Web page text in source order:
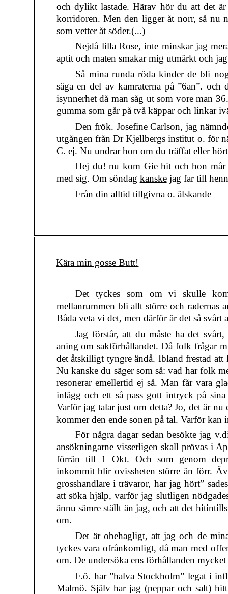
och dylikt lastade. Härav hör du att det
korridoren. Men den ligger åt norr, så nu
som vetter åt söder.(...)
Nejdå lilla Rose, inte minskar jag
aptit och maten smakar mig utmärkt och
Så mina runda röda kinder de bli
säga en del av kamraterna på ”6an”.
isynnerhet då man såg ut som vore man
gumma som går på två käppar och linkar
Den frök. Josefine Carlson, jag
utgången från Dr Kjellbergs institut o. för
C. ej. Nu undrar hon om du träffat eller
Hej du! nu kom Gie hit och hon
med sig. Om söndag kanskejag far till
Från din alltid tillgivna o. älskande
Kära min gosse Butt!
Det tyckes som om vi skulle
mellanrummen bli allt större och radernas
Båda veta vi det, men därför är det så svårt
Jag förstår, att du måste ha det
aning om sakförhållandet. Då folk frågar
det åtskilligt tyngre ändå. Ibland frestad
Nu kanske du säger som så: vad har folk
resonerar emellertid ej så. Man får vara
inlägg och ett så pass gott intryck på
Varför jag talar just om detta? Jo, det är
kommer den ende sonen på tal. Varför kan
För några dagar sedan besökte jag
ansökningarne visserligen skall prövas i
förrän till 1 Okt. Och som genom
inkommit blir ovissheten större än förr.
grosshandlare i trävaror, har jag hört”
att söka hjälp, varför jag slutligen
ännu sämre ställt än jag, och att det
om.
Det är obehagligt, att jag och de
tyckes vara ofrånkomligt, då man med
om. De undersöka ens förhållanden
F.ö. har ”halva Stockholm” legat i
Malmö. Själv har jag (peppar och salt)